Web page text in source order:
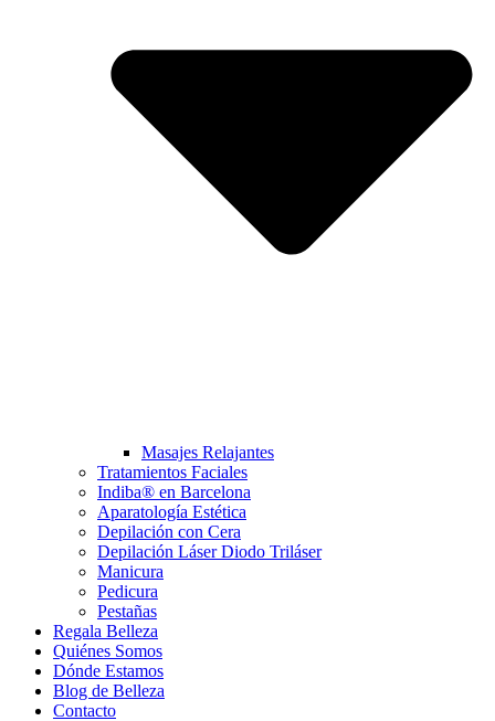
Masajes Relajantes
Tratamientos Faciales
Indiba® en Barcelona
Aparatología Estética
Depilación con Cera
Depilación Láser Diodo Triláser
Manicura
Pedicura
Pestañas
Regala Belleza
Quiénes Somos
Dónde Estamos
Blog de Belleza
Contacto